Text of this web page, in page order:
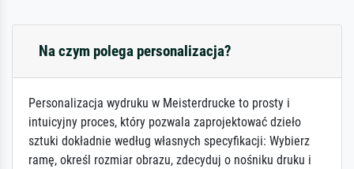
Na czym polega personalizacja?
Personalizacja wydruku w Meisterdrucke to prosty i
intuicyjny proces, który pozwala zaprojektować dzieło
sztuki dokładnie według własnych specyfikacji: Wybierz
ramę, określ rozmiar obrazu, zdecyduj o nośniku druku i